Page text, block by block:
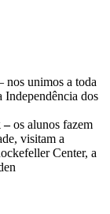
nos unimos a toda
Independência dos
–os alunos fazem
visitam a
Center, a